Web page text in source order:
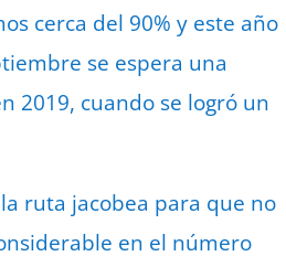
cerca del 90% y este año
se espera una
2019, cuando se logró un
ruta jacobea para que no
en el número